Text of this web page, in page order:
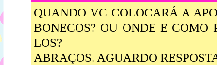
QUANDO VC COLOCARÁ A
BONECOS? OU ONDE E COMO
LOS?
ABRAÇOS. AGUARDO